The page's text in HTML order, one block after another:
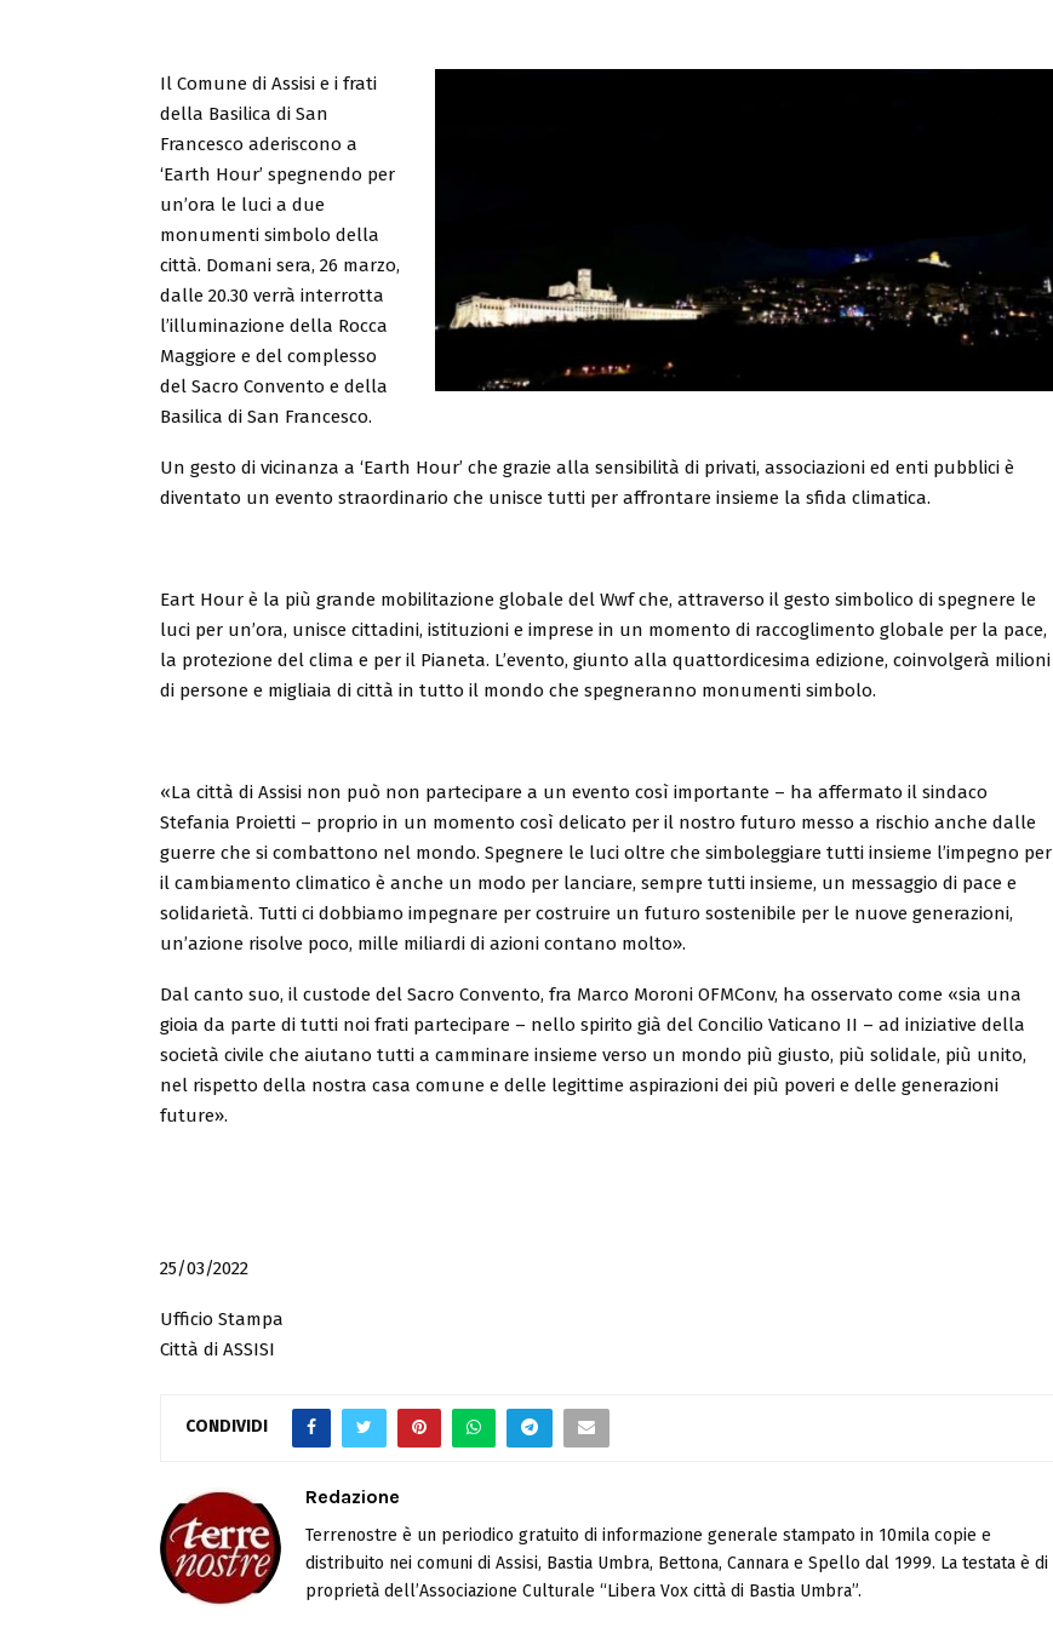
Il Comune di Assisi e i frati
della Basilica di San
Francesco aderiscono a
‘Earth Hour’ spegnendo per
un’ora le luci a due
monumenti simbolo della
città. Domani sera, 26 marzo,
dalle 20.30 verrà interrotta
l’illuminazione della Rocca
Maggiore e del complesso
del Sacro Convento e della
Basilica di San Francesco.
Un gesto di vicinanza a ‘Earth Hour’ che grazie alla sensibilità di privati, associazioni ed enti pubblici è
diventato un evento straordinario che unisce tutti per affrontare insieme la sfida climatica.
Eart Hour è la più grande mobilitazione globale del Wwf che, attraverso il gesto simbolico di spegnere le
luci per un’ora, unisce cittadini, istituzioni e imprese in un momento di raccoglimento globale per la pace,
la protezione del clima e per il Pianeta. L’evento, giunto alla quattordicesima edizione, coinvolgerà milioni
di persone e migliaia di città in tutto il mondo che spegneranno monumenti simbolo.
«La città di Assisi non può non partecipare a un evento così importante – ha affermato il sindaco
Stefania Proietti – proprio in un momento così delicato per il nostro futuro messo a rischio anche dalle
guerre che si combattono nel mondo. Spegnere le luci oltre che simboleggiare tutti insieme l’impegno per
il cambiamento climatico è anche un modo per lanciare, sempre tutti insieme, un messaggio di pace e
solidarietà. Tutti ci dobbiamo impegnare per costruire un futuro sostenibile per le nuove generazioni,
un’azione risolve poco, mille miliardi di azioni contano molto».
Dal canto suo, il custode del Sacro Convento, fra Marco Moroni OFMConv, ha osservato come «sia una
gioia da parte di tutti noi frati partecipare – nello spirito già del Concilio Vaticano II – ad iniziative della
società civile che aiutano tutti a camminare insieme verso un mondo più giusto, più solidale, più unito,
nel rispetto della nostra casa comune e delle legittime aspirazioni dei più poveri e delle generazioni
future».
25/03/2022
Ufficio Stampa
Città di ASSISI
CONDIVIDI
Redazione
Terrenostre è un periodico gratuito di informazione generale stampato in 10mila copie e
distribuito nei comuni di Assisi, Bastia Umbra, Bettona, Cannara e Spello dal 1999. La testata è di
proprietà dell’Associazione Culturale “Libera Vox città di Bastia Umbra”.